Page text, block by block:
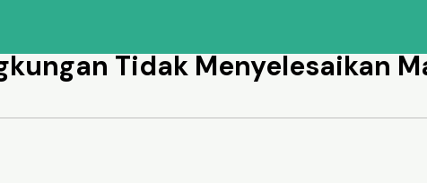
Tidak Menyelesaikan